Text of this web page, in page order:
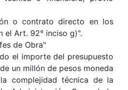
o contrato directo en los
el Art. 92° inciso g)".
de Obra"
el importe del presupuesto
un millón de pesos moneda
complejidad técnica de la